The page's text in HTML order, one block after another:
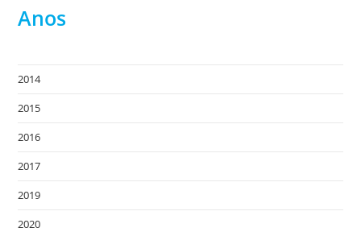
Anos
2014
2015
2016
2017
2019
2020